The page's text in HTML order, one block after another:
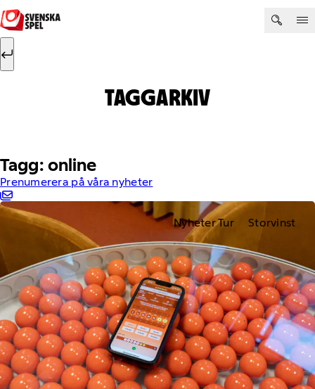
Hoppa till innehåll
Sök efter:
TAGGARKIV
Tagg: online
Prenumerera på våra nyheter
Nyheter Tur Storvinst